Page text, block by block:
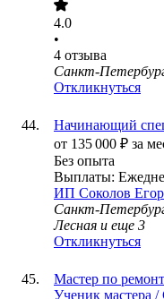
4.0
•
4 отзыва
Санкт-
Откликнуться
Начинающий
от 135 000 ₽ за
Без опыта
Выплаты:
ИП Соколов
Санкт-
Лесная и еще 3
Откликнуться
Мастер по
Ученик мастера